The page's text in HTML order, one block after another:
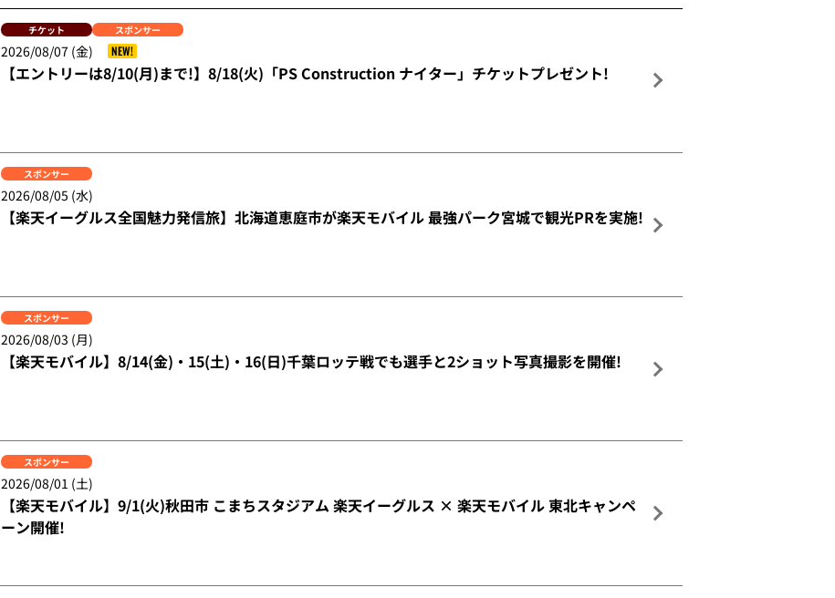
チケット スポンサー
2026/08/07 (金) NEW!
【エントリーは8/10(月)まで!】8/18(火)「PS Construction ナイター」チケットプレゼント!
スポンサー
2026/08/05 (水)
【楽天イーグルス全国魅力発信旅】北海道恵庭市が楽天モバイル 最強パーク宮城で観光PRを実施!
スポンサー
2026/08/03 (月)
【楽天モバイル】8/14(金)・15(土)・16(日)千葉ロッテ戦でも選手と2ショット写真撮影を開催!
スポンサー
2026/08/01 (土)
【楽天モバイル】9/1(火)秋田市 こまちスタジアム 楽天イーグルス × 楽天モバイル 東北キャンペ
ーン開催!